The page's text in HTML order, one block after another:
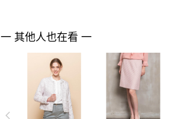
一 其他人也在看 一